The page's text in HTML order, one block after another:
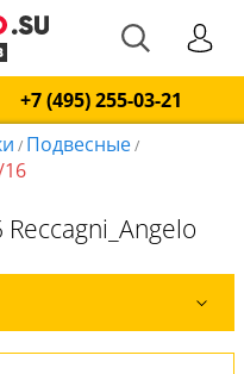
+7 (495) 255-03-21
/ Подвесные/